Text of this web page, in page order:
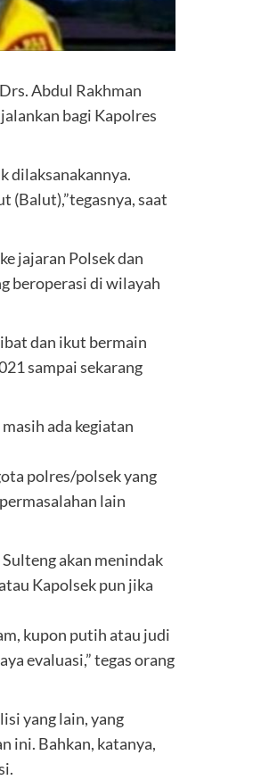
Abdul Rakhman
bagi Kapolres
dilaksanakannya.
(Balut),”tegasnya, saat
jajaran Polsek dan
beroperasi di wilayah
dan ikut bermain
sampai sekarang
ada kegiatan
polres/polsek yang
lain
akan menindak
Kapolsek pun jika
kupon putih atau judi
evaluasi,” tegas orang
yang lain, yang
ini. Bahkan, katanya,